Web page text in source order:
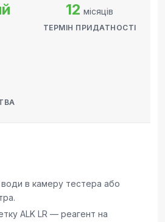
12 місяців
ТЕРМІН ПРИДАТНОСТІ
в камеру тестера або
ALK LR — реагент на